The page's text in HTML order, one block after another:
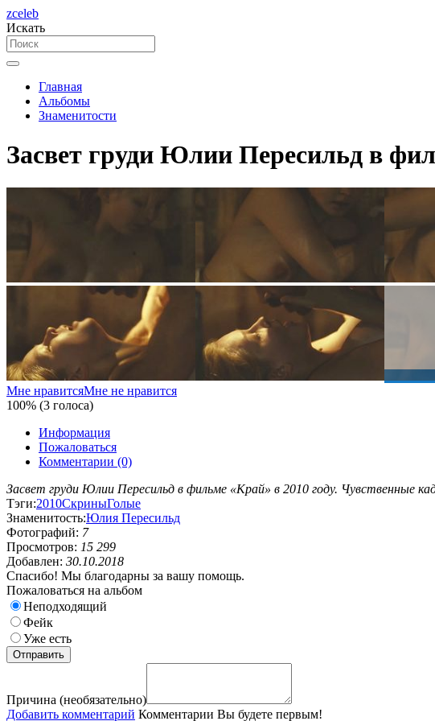
zceleb
Искать
Главная
Альбомы
Знаменитости
Засвет груди Юлии Пересильд в
Мне нравитсяМне не нравится
100% (3 голоса)
Информация
Пожаловаться
Комментарии (0)
Засвет груди Юлии Пересильд в фильме «Край» в 2010 году. Чувственные
Тэги:2010СкриныГолые
Знаменитость:Юлия Пересильд
Фотографий: 7
Просмотров: 15 299
Добавлен: 30.10.2018
Спасибо! Мы благодарны за вашу помощь.
Пожаловаться на альбом
Неподходящий
Фейк
Уже есть
Причина (необязательно)
Добавить комментарий Комментарии Вы будете первым!